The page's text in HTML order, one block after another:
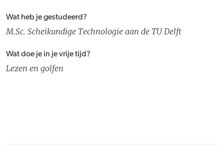
Wat heb je gestudeerd?
M.Sc. Scheikundige Technologie aan de TU Delft
Wat doe je in je vrije tijd?
Lezen en golfen